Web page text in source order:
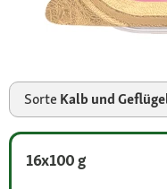
Sorte Kalb und
16x100 g